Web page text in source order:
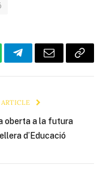
TelegramEmail Copy
oberta a la futura
d’Educació